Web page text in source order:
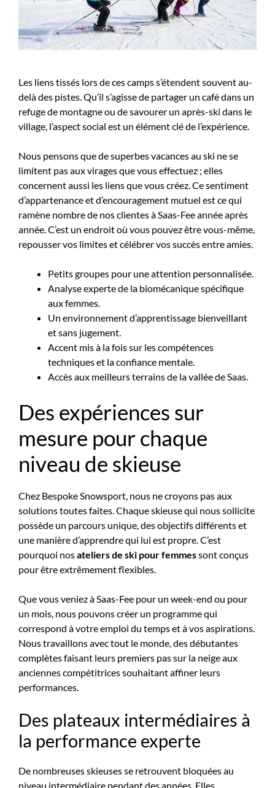
Les liens tissés lors de ces camps s’étendent souvent au-
delà des pistes. Qu’il s’agisse de partager un café dans un
refuge de montagne ou de savourer un après-ski dans le
village, l’aspect social est un élément clé de l’expérience.
Nous pensons que de superbes vacances au ski ne se
limitent pas aux virages que vous effectuez ; elles
concernent aussi les liens que vous créez. Ce sentiment
d’appartenance et d’encouragement mutuel est ce qui
ramène nombre de nos clientes à Saas-Fee année après
année. C’est un endroit où vous pouvez être vous-même,
repousser vos limites et célébrer vos succès entre amies.
Petits groupes pour une attention personnalisée.
Analyse experte de la biomécanique spécifique
aux femmes.
Un environnement d’apprentissage bienveillant
et sans jugement.
Accent mis à la fois sur les compétences
techniques et la confiance mentale.
Accès aux meilleurs terrains de la vallée de Saas.
Des expériences sur
mesure pour chaque
niveau de skieuse
Chez Bespoke Snowsport, nous ne croyons pas aux
solutions toutes faites. Chaque skieuse qui nous sollicite
possède un parcours unique, des objectifs différents et
une manière d’apprendre qui lui est propre. C’est
pourquoi nosateliers de ski pour femmessont conçus
pour être extrêmement flexibles.
Que vous veniez à Saas-Fee pour un week-end ou pour
un mois, nous pouvons créer un programme qui
correspond à votre emploi du temps et à vos aspirations.
Nous travaillons avec tout le monde, des débutantes
complètes faisant leurs premiers pas sur la neige aux
anciennes compétitrices souhaitant affiner leurs
performances.
Des plateaux intermédiaires à
la performance experte
De nombreuses skieuses se retrouvent bloquées au
niveau intermédiaire pendant des années. Elles